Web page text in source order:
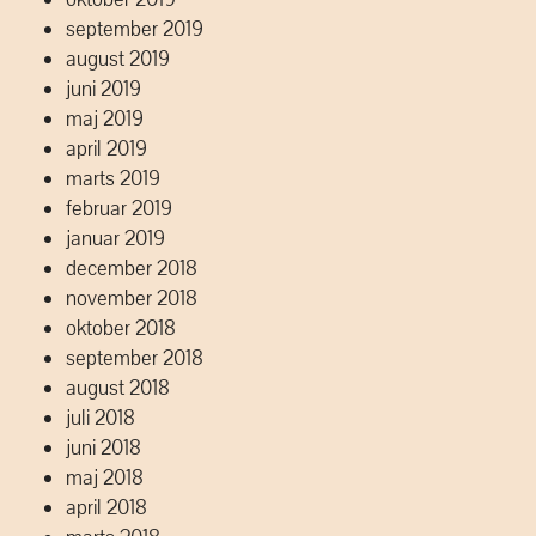
september 2019
august 2019
juni 2019
maj 2019
april 2019
marts 2019
februar 2019
januar 2019
december 2018
november 2018
oktober 2018
september 2018
august 2018
juli 2018
juni 2018
maj 2018
april 2018